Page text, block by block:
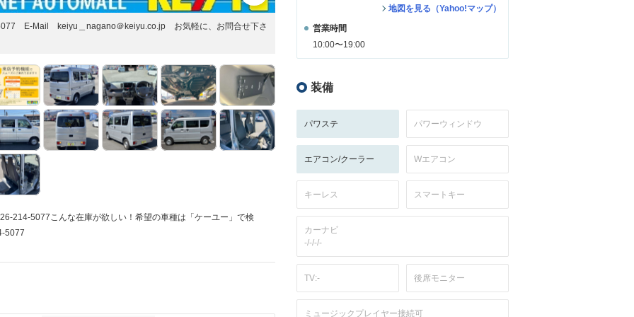
E-Mail keiyu＿nagano＠keiyu.co.jp お気軽に、お問合せ下さ
214-5077こんな在庫が欲しい！希望の車種は「ケーユー」で検
5077
地図を見る（Yahoo!マップ）
営業時間
10:00〜19:00
装備
パワステ パワーウィンドウ
エアコン/クーラー Wエアコン
キーレス スマートキー
カーナビ
-/-/-/-
TV:- 後席モニター
ミュージックプレイヤー接続可